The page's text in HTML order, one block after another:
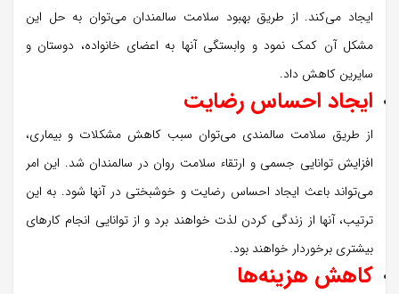
ایجاد می‌کند. از طریق بهبود سلامت سالمندان می‌توان به حل این
مشکل آن کمک نمود و وابستگی‌ آنها به اعضای خانواده، دوستان و
سایرین کاهش داد.
ایجاد احساس رضایت
از طریق سلامت سالمندی می‌توان سبب کاهش مشکلات و بیماری،
افزایش توانایی جسمی و ارتقاء سلامت روان در سالمندان شد. این امر
می‌تواند باعث ایجاد احساس رضایت و خوشبختی در آنها شود. به این
ترتیب، آنها از زندگی کردن لذت خواهند برد و از توانایی انجام کارهای
بیشتری برخوردار خواهند بود.
کاهش هزینه‌ها